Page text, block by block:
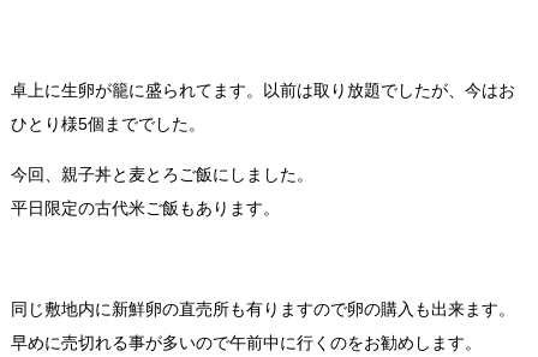
卓上に生卵が籠に盛られてます。以前は取り放題でしたが、今はお
ひとり様5個まででした。
今回、親子丼と麦とろご飯にしました。
平日限定の古代米ご飯もあります。
同じ敷地内に新鮮卵の直売所も有りますので卵の購入も出来ます。
早めに売切れる事が多いので午前中に行くのをお勧めします。